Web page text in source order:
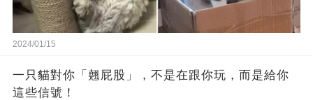
2024/01/15
一只貓對你「翹屁股」，不是在跟你玩，而是給你
這些信號！